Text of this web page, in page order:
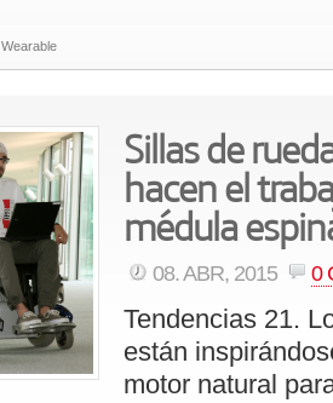
Wearable
Sillas de
hacen el
médula
08. ABR, 2015 0
Tendencias 21.
están
motor natural